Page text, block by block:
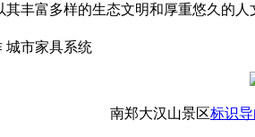
其丰富多样的生态文明和厚重悠久的
城市家具系统
南郑大汉山景区标识